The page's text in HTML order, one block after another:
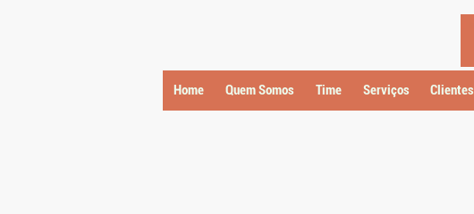
Home Quem Somos Time Serviços Clientes